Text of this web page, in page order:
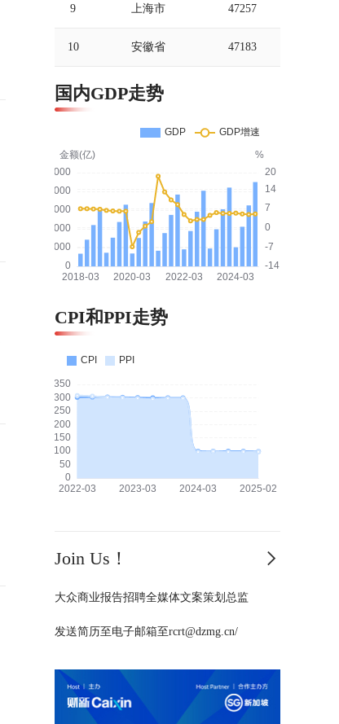
9 上海市 47257
10 安徽省 47183
国内GDP走势
CPI和PPI走势
Join Us！
大众商业报告招聘全媒体文案策划总监
发送简历至电子邮箱至rcrt@dzmg.cn/